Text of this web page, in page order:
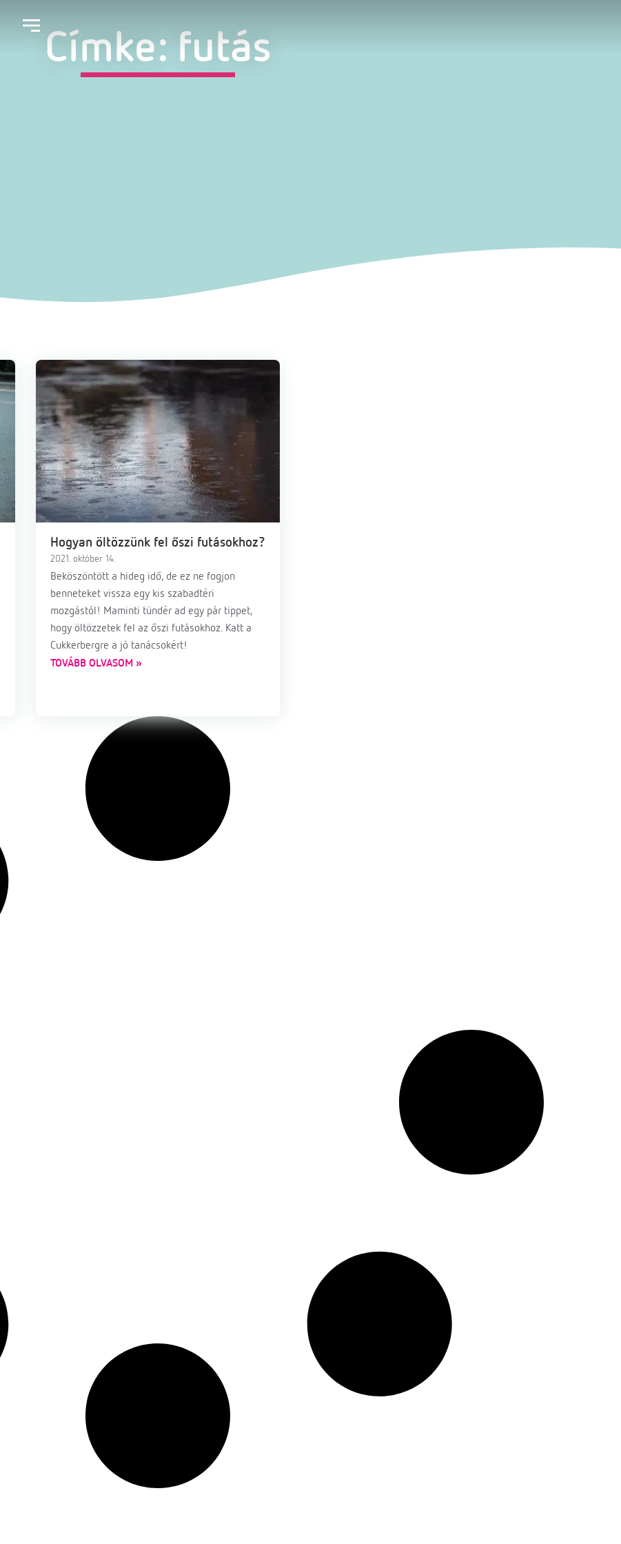
Címke: futás
Hogyan öltözzünk fel őszi futásokhoz?
2021. október 14.
Beköszöntött a hideg idő, de ez ne fogjon
benneteket vissza egy kis szabadtéri
mozgástól! Maminti tündér ad egy pár tippet,
hogy öltözzetek fel az őszi futásokhoz. Katt a
Cukkerbergre a jó tanácsokért!
TOVÁBB OLVASOM »